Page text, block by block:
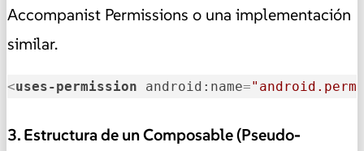
Accompanist Permissions o una implementación
similar.
<uses-permission android:name=
3. Estructura de un Composable (Pseudo-